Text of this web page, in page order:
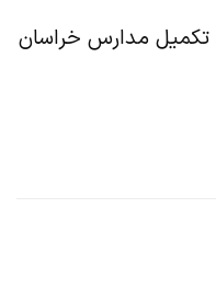
برای تکمیل مدارس خراسان